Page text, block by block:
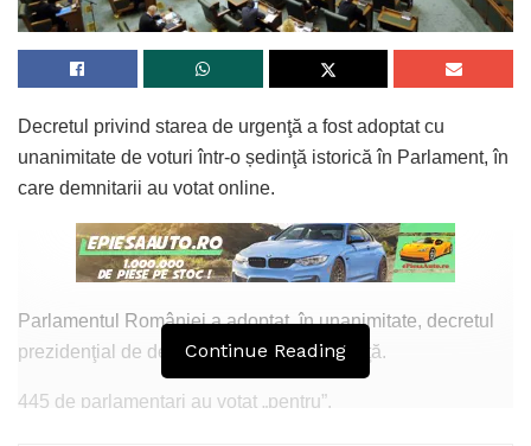
Decretul privind starea de urgenţă a fost adoptat cu
unanimitate de voturi într-o ședinţă istorică în Parlament, în
care demnitarii au votat online.
Parlamentul României a adoptat, în unanimitate, decretul
prezidenţial de declarare a stării de urgenţă.
445 de parlamentari au votat „pentru”.
Continue Reading